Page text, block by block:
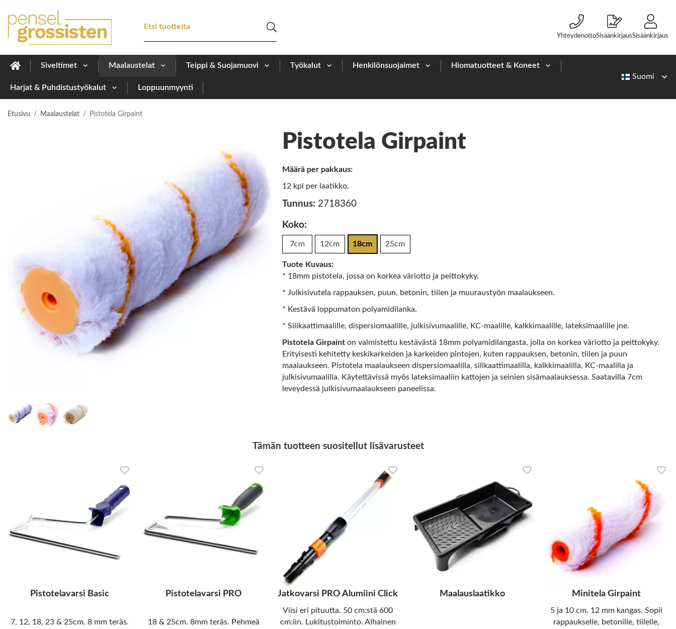
YhteydenottoSisäänkirjausSisäänkirjaus
Siveltimet Maalaustelat Teippi & Suojamuovi Työkalut Henkilönsuojaimet Hiomatuotteet & Koneet
Harjat & Puhdistustyökalut Loppuunmyynti
Etusivu / Maalaustelat / Pistotela Girpaint
Pistotela Girpaint
Määrä per pakkaus:
12 kpl per laatikko.
Tunnus: 2718360
Koko:
7cm 12cm 18cm 25cm
Tuote Kuvaus:
* 18mm pistotela, jossa on korkea väriotto ja peittokyky.
* Julkisivutela rappauksen, puun, betonin, tiilen ja muuraustyön maalaukseen.
* Kestävä loppumaton polyamidilanka.
* Silikaattimaalille, dispersiomaalille, julkisivumaalille, KC-maalille, kalkkimaalille, lateksimaalille jne.
Pistotela Girpainton valmistettu kestävästä 18mm polyamidilangasta, jolla on korkea väriotto ja peittokyky.
Erityisesti kehitetty keskikarkeiden ja karkeiden pintojen, kuten rappauksen, betonin, tiilen ja puun
maalaukseen. Pistotela maalaukseen dispersiomaalilla, silikaattimaalilla, kalkkimaalilla, KC-maalilla ja
julkisivumaalilla. Käytettävissä myös lateksimaaliin kattojen ja seinien sisämaalauksessa. Saatavilla 7cm
leveydessä julkisivumaalaukseen paneelissa.
Tämän tuotteen suositellut lisävarusteet
Pistotelavarsi Basic
7, 12, 18, 23 & 25cm. 8 mm teräs.
Pistotelavarsi PRO
18 & 25cm. 8mm teräs. Pehmeä
Jatkovarsi PRO Alumiini Click
Viisi eri pituutta. 50 cm:stä 600
cm:iin. Lukitustoiminto. Alhainen
Maalauslaatikko Minitela Girpaint
5 ja 10 cm. 12 mm kangas. Sopii
rappaukselle, betonille, tiilelle,